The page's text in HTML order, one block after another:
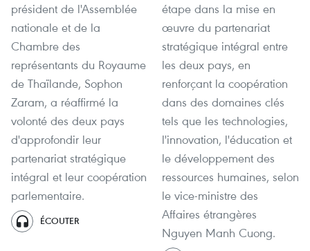
président de l'Assemblée
nationale et de la
Chambre des
représentants du Royaume
de Thaïlande, Sophon
Zaram, a réaffirmé la
volonté des deux pays
d'approfondir leur
partenariat stratégique
intégral et leur coopération
parlementaire.
ÉCOUTER
étape dans la mise en
œuvre du partenariat
stratégique intégral entre
les deux pays, en
renforçant la coopération
dans des domaines clés
tels que les technologies,
l'innovation, l'éducation et
le développement des
ressources humaines, selon
le vice-ministre des
Affaires étrangères
Nguyen Manh Cuong.